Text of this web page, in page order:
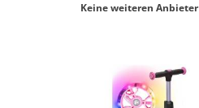
Keine weiteren Anbieter